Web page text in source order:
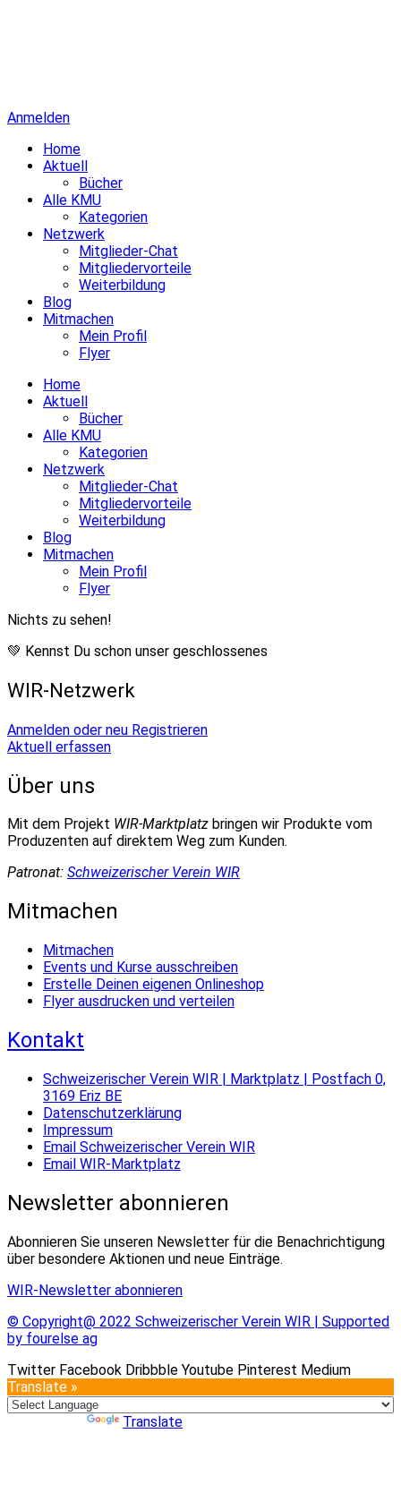
Anmelden
Home
Aktuell
Bücher
Alle KMU
Kategorien
Netzwerk
Mitglieder-Chat
Mitgliedervorteile
Weiterbildung
Blog
Mitmachen
Mein Profil
Flyer
Home
Aktuell
Bücher
Alle KMU
Kategorien
Netzwerk
Mitglieder-Chat
Mitgliedervorteile
Weiterbildung
Blog
Mitmachen
Mein Profil
Flyer
Nichts zu sehen!
💚 Kennst Du schon unser geschlossenes
WIR-Netzwerk
Anmelden oder neu Registrieren
Aktuell erfassen
Über uns
Mit dem Projekt WIR-Marktplatz bringen wir Produkte vom
Produzenten auf direktem Weg zum Kunden.
Patronat: Schweizerischer Verein WIR
Mitmachen
Mitmachen
Events und Kurse ausschreiben
Erstelle Deinen eigenen Onlineshop
Flyer ausdrucken und verteilen
Kontakt
Schweizerischer Verein WIR | Marktplatz | Postfach 0,
3169 Eriz BE
Datenschutzerklärung
Impressum
Email Schweizerischer Verein WIR
Email WIR-Marktplatz
Newsletter abonnieren
Abonnieren Sie unseren Newsletter für die Benachrichtigung
über besondere Aktionen und neue Einträge.
WIR-Newsletter abonnieren
© Copyright@ 2022 Schweizerischer Verein WIR | Supported
by fourelse ag
Twitter Facebook Dribbble Youtube Pinterest Medium
Translate »
Translate